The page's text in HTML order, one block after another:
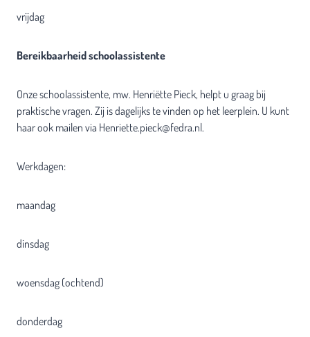
vrijdag
Bereikbaarheid schoolassistente
Onze schoolassistente, mw. Henriëtte Pieck, helpt u graag bij
praktische vragen. Zij is dagelijks te vinden op het leerplein. U kunt
haar ook mailen via Henriette.pieck@fedra.nl.
Werkdagen:
maandag
dinsdag
woensdag (ochtend)
donderdag